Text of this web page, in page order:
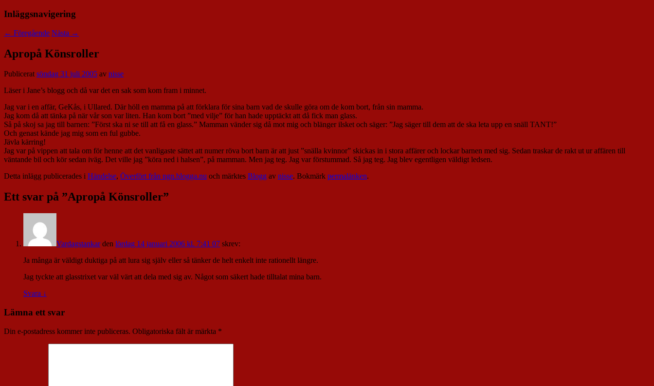
Inläggsnavigering
← Föregående Nästa →
Apropå Könsroller
Publiceratsöndag 31 juli 2005 av nisse
Läser i Jane’s blogg och då var det en sak som kom fram i minnet.
Jag var i en affär, GeKås, i Ullared. Där höll en mamma på att förklara för sina barn vad de skulle göra om de kom bort, från sin mamma.
Jag kom då att tänka på när vår son var liten. Han kom bort ”med vilje” för han hade upptäckt att då fick man glass.
Så på skoj sa jag till barnen: ”Först ska ni se till att få en glass.” Mamman vänder sig då mot mig och blänger ilsket och säger: ”Jag säger till dem att de ska leta upp en snäll TANT!”
Och genast kände jag mig som en ful gubbe.
Jävla kärring!
Jag var på vippen att tala om för henne att det vanligaste sättet att numer röva bort barn är att just ”snälla kvinnor” skickas in i stora affärer och lockar barnen med sig. Sedan traskar de rakt ut ur affären till
väntande bil och kör sedan iväg. Det ville jag ”köra ned i halsen”, på mamman. Men jag teg. Jag var förstummad. Så jag teg. Jag blev egentligen väldigt ledsen.
Detta inlägg publicerades i Händelse, Överfört från ngn.blogga.nu och märktes Blogg av nisse. Bokmärk permalänken.
Ett svar på ”Apropå Könsroller”
Vardagstankarden lördag 14 januari 2006 kl. 7:41 07 skrev:
Ja många är väldigt duktiga på att lura sig själv eller så tänker de helt enkelt inte rationellt längre.
Jag tyckte att glasstrixet var väl värt att dela med sig av. Något som säkert hade tilltalat mina barn.
Svara ↓
Lämna ett svar
Din e-postadress kommer inte publiceras. Obligatoriska fält är märkta *